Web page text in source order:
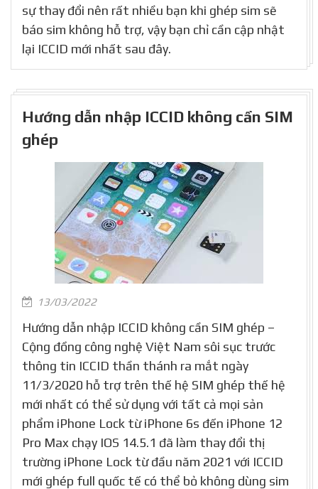
sự thay đổi nên rất nhiều bạn khi ghép sim sẽ
báo sim không hỗ trợ, vậy bạn chỉ cần cập nhật
lại ICCID mới nhất sau đây.
Hướng dẫn nhập ICCID không cần SIM
ghép
13/03/2022
Hướng dẫn nhập ICCID không cần SIM ghép –
Cộng đồng công nghệ Việt Nam sôi sục trước
thông tin ICCID thần thánh ra mắt ngày
11/3/2020 hỗ trợ trên thế hệ SIM ghép thế hệ
mới nhất có thể sử dụng với tất cả mọi sản
phẩm iPhone Lock từ iPhone 6s đến iPhone 12
Pro Max chạy IOS 14.5.1 đã làm thay đổi thị
trường iPhone Lock từ đầu năm 2021 với ICCID
mới ghép full quốc tế có thể bỏ không dùng sim